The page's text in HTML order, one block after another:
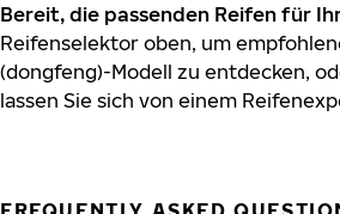
Bereit, die passenden Reifen für
Reifenselektor oben, um
(dongfeng)-Modell zu entdecken,
lassen Sie sich von einem